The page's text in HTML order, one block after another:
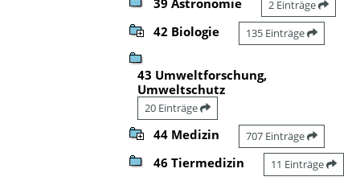
2 Einträge
42 Biologie 135 Einträge
43 Umweltforschung,
Umweltschutz
20 Einträge
44 Medizin 707 Einträge
46 Tiermedizin 11 Einträge